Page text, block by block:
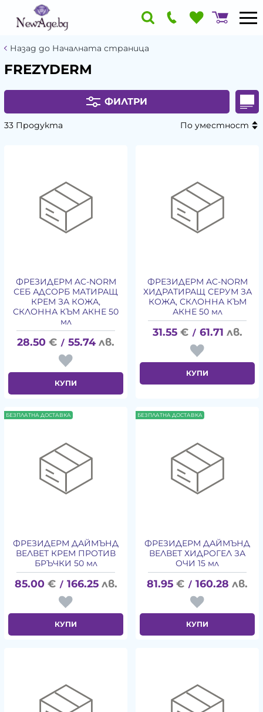
Назад до Началната страница
FREZYDERM
ФИЛТРИ
33 Продукта По уместност
ФРЕЗИДЕРМ AC-NORM
СЕБ АДСОРБ МАТИРАЩ
КРЕМ ЗА КОЖА,
СКЛОННА КЪМ АКНЕ 50
мл
28.50 € / 55.74 лв.
КУПИ
ФРЕЗИДЕРМ AC-NORM
ХИДРАТИРАЩ СЕРУМ ЗА
КОЖА, СКЛОННА КЪМ
АКНЕ 50 мл
31.55 € / 61.71 лв.
КУПИ
ФРЕЗИДЕРМ ДАЙМЪНД
ВЕЛВЕТ КРЕМ ПРОТИВ
БРЪЧКИ 50 мл
85.00 € / 166.25 лв.
КУПИ
БЕЗПЛАТНА ДОСТАВКА
ФРЕЗИДЕРМ ДАЙМЪНД
ВЕЛВЕТ ХИДРОГЕЛ ЗА
ОЧИ 15 мл
81.95 € / 160.28 лв.
КУПИ
БЕЗПЛАТНА ДОСТАВКА